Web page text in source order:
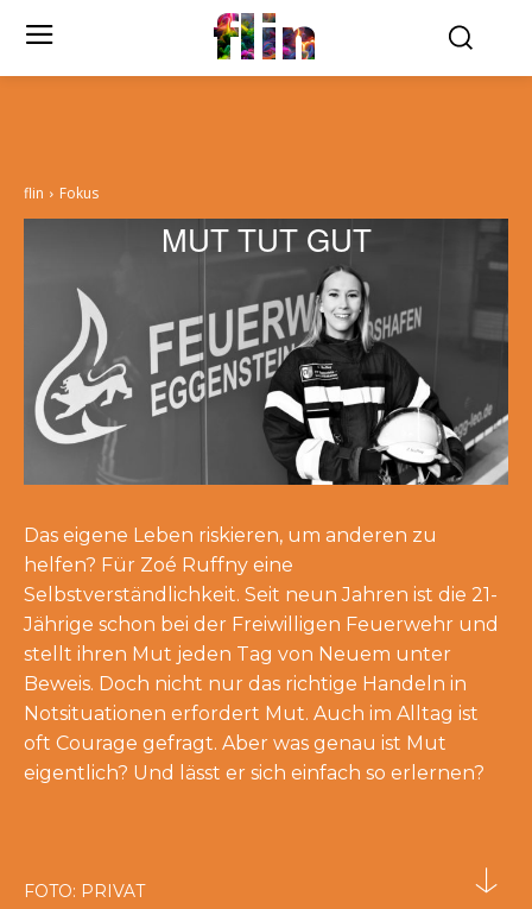
flin
flin Fokus
MUT TUT GUT
Das eigene Leben riskieren, um anderen zu
helfen? Für Zoé Ruffny eine
Selbstverständlichkeit. Seit neun Jahren ist die 21-
Jährige schon bei der Freiwilligen Feuerwehr und
stellt ihren Mut jeden Tag von Neuem unter
Beweis. Doch nicht nur das richtige Handeln in
Notsituationen erfordert Mut. Auch im Alltag ist
oft Courage gefragt. Aber was genau ist Mut
eigentlich? Und lässt er sich einfach so erlernen?
FOTO: PRIVAT